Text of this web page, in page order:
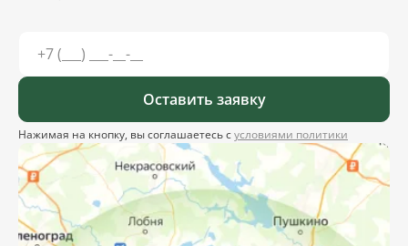
Оставить заявку
Нажимая на кнопку, вы соглашаетесь сусловиями политики